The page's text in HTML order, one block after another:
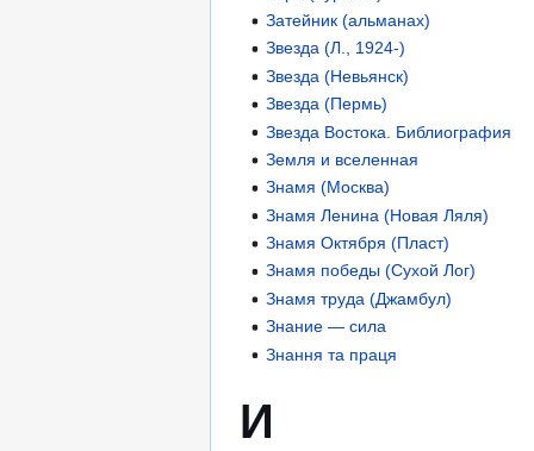
Затейник (альманах)
Звезда (Л., 1924-)
Звезда (Невьянск)
Звезда (Пермь)
Звезда Востока. Библиография
Земля и вселенная
Знамя (Москва)
Знамя Ленина (Новая Ляля)
Знамя Октября (Пласт)
Знамя победы (Сухой Лог)
Знамя труда (Джамбул)
Знание — сила
Знання та праця
И